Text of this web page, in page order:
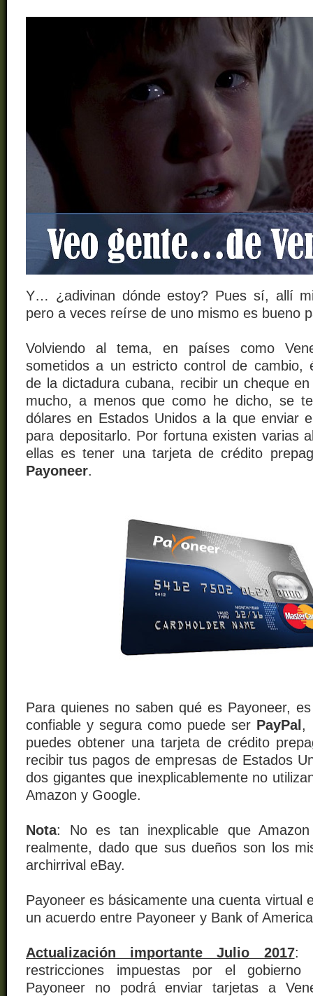
Y… ¿adivinan dónde estoy? Pues sí, allí
pero a veces reírse de uno mismo es bueno
Volviendo al tema, en países como
sometidos a un estricto control de cambio,
de la dictadura cubana, recibir un cheque
mucho, a menos que como he dicho, se
dólares en Estados Unidos a la que enviar
para depositarlo. Por fortuna existen varias
ellas es tener una tarjeta de crédito
Payoneer.
Para quienes no saben qué es Payoneer,
confiable y segura como puede ser PayPal ,
puedes obtener una tarjeta de crédito
recibir tus pagos de empresas de Estados
dos gigantes que inexplicablemente no
Amazon y Google.
Nota: No es tan inexplicable que
realmente, dado que sus dueños son los
archirrival eBay.
Payoneer es básicamente una cuenta virtual
un acuerdo entre Payoneer y Bank of
Actualización importante Julio 2017:
restricciones impuestas por el
Payoneer no podrá enviar tarjetas a